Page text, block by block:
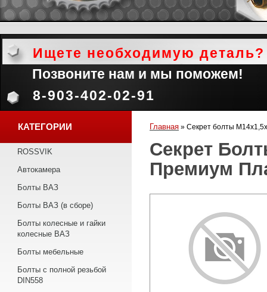
Ищете необходимую деталь?
Позвоните нам и мы поможем!
8-903-402-02-91
КАТЕГОРИИ
ROSSVIK
Автокамера
Болты ВАЗ
Болты ВАЗ (в сборе)
Болты колесные и гайки
колесные ВАЗ
Болты мебельные
Болты с полной резьбой
DIN558
Главная » Секрет болты
Секрет
Премиум